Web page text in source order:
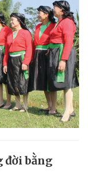
đời bằng